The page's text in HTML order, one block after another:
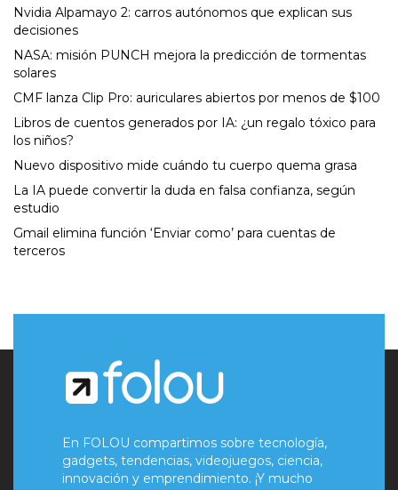
Nvidia Alpamayo 2: carros autónomos que explican sus
decisiones
NASA: misión PUNCH mejora la predicción de tormentas
solares
CMF lanza Clip Pro: auriculares abiertos por menos de $100
Libros de cuentos generados por IA: ¿un regalo tóxico para
los niños?
Nuevo dispositivo mide cuándo tu cuerpo quema grasa
La IA puede convertir la duda en falsa confianza, según
estudio
Gmail elimina función ‘Enviar como’ para cuentas de
terceros
En FOLOU compartimos sobre tecnología,
gadgets, tendencias, videojuegos, ciencia,
innovación y emprendimiento. ¡Y mucho